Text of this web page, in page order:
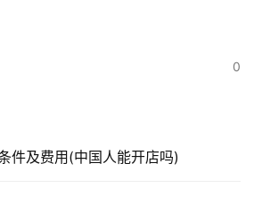
0
件及费用(中国人能开店吗)